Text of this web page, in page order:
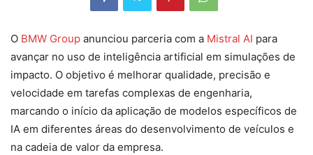
O BMW Group anunciou parceria com a Mistral AI para
avançar no uso de inteligência artificial em simulações de
impacto. O objetivo é melhorar qualidade, precisão e
velocidade em tarefas complexas de engenharia,
marcando o início da aplicação de modelos específicos de
IA em diferentes áreas do desenvolvimento de veículos e
na cadeia de valor da empresa.